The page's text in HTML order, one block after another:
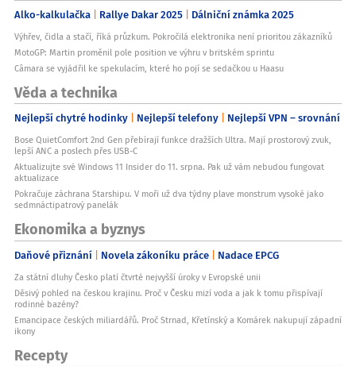
Alko-kalkulačka Rallye Dakar 2025 Dálniční známka 2025
Výhřev, čidla a stačí, říká průzkum. Pokročilá elektronika není prioritou zákazníků
MotoGP: Martin proměnil pole position ve výhru v britském sprintu
Câmara se vyjádřil ke spekulacím, které ho pojí se sedačkou u Haasu
Věda a technika
Nejlepší chytré hodinky Nejlepší telefony Nejlepší VPN – srovnání
Bose QuietComfort 2nd Gen přebírají funkce dražších Ultra. Mají prostorový zvuk,
lepší ANC a poslech přes USB-C
Aktualizujte své Windows 11 Insider do 11. srpna. Pak už vám nebudou fungovat
aktualizace
Pokračuje záchrana Starshipu. V moři už dva týdny plave monstrum vysoké jako
sedmnáctipatrový panelák
Ekonomika a byznys
Daňové přiznání Novela zákoníku práce Nadace EPCG
Za státní dluhy Česko platí čtvrté nejvyšší úroky v Evropské unii
Děsivý pohled na českou krajinu. Proč v Česku mizí voda a jak k tomu přispívají
rodinné bazény?
Emancipace českých miliardářů. Proč Strnad, Křetínský a Komárek nakupují západní
ikony
Recepty